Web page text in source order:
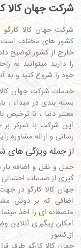
شرکت جهان کالا
شرکت جهان کالا
کشور های مختلف است.
خارج از کشور توضیح
را دارید میتوانید به
خود را شروع کنید و به
خدماتشرکت جهان
بسته بندی در مبداء ،
معتبر دنیا ، تا
این شرکت با تمرکز
رسانی و ارائه مشاوره
از جمله ویژگی های
حمل و نقل و اضافه بار
گیری از صدمات
جهان کالا کارگو در
اضافی که بر دوش
منصفانه ای را اخذ
امکان پیگیری آنلاین
ازکشور